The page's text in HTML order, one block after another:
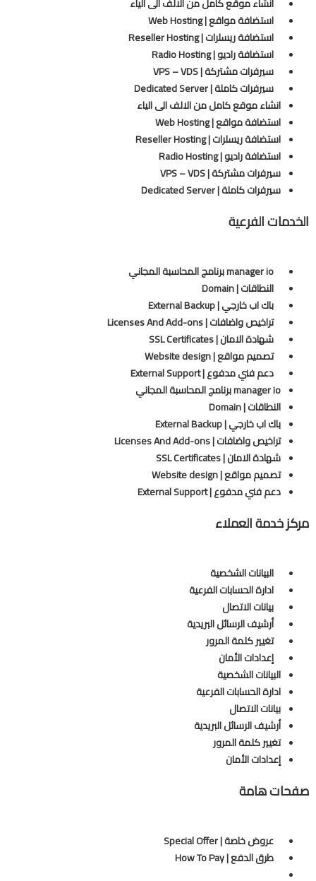
استضافة مواقع | Web Hosting
استضافة ريسلرات | Reseller Hosting
استضافة راديو | Radio Hosting
سيرفرات مشتركة | VPS – VDS
سيرفرات كاملة | Dedicated Server
انشاء موقع كامل من الالف الى الياء
استضافة مواقع | Web Hosting
استضافة ريسلرات | Reseller Hosting
استضافة راديو | Radio Hosting
سيرفرات مشتركة | VPS – VDS
سيرفرات كاملة | Dedicated Server
الخدمات الفرعية
manager io برنامج المحاسبة المجاني
النطاقات | Domain
باك اب خارجي | External Backup
تراخيص واضافات | Licenses And Add-ons
شهادة الامان | SSL Certificates
تصميم مواقع | Website design
دعم فني مدفوع | External Support
manager io برنامج المحاسبة المجاني
النطاقات | Domain
باك اب خارجي | External Backup
تراخيص واضافات | Licenses And Add-ons
شهادة الامان | SSL Certificates
تصميم مواقع | Website design
دعم فني مدفوع | External Support
مركز خدمة العملاء
البيانات الشخصية
ادارة الحسابات الفرعية
بيانات الاتصال
أرشيف الرسائل البريدية
تغيير كلمة المرور
إعدادات الأمان
البيانات الشخصية
ادارة الحسابات الفرعية
بيانات الاتصال
أرشيف الرسائل البريدية
تغيير كلمة المرور
إعدادات الأمان
صفحات هامة
عروض خاصة | Special Offer
طرق الدفع | How To Pay